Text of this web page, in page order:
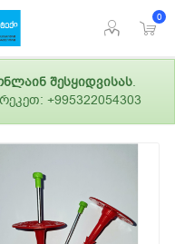
0
შესყიდვისას.
+995322054303